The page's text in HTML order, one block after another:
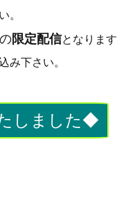
。
限定配信となります
み下さい。
しました◆